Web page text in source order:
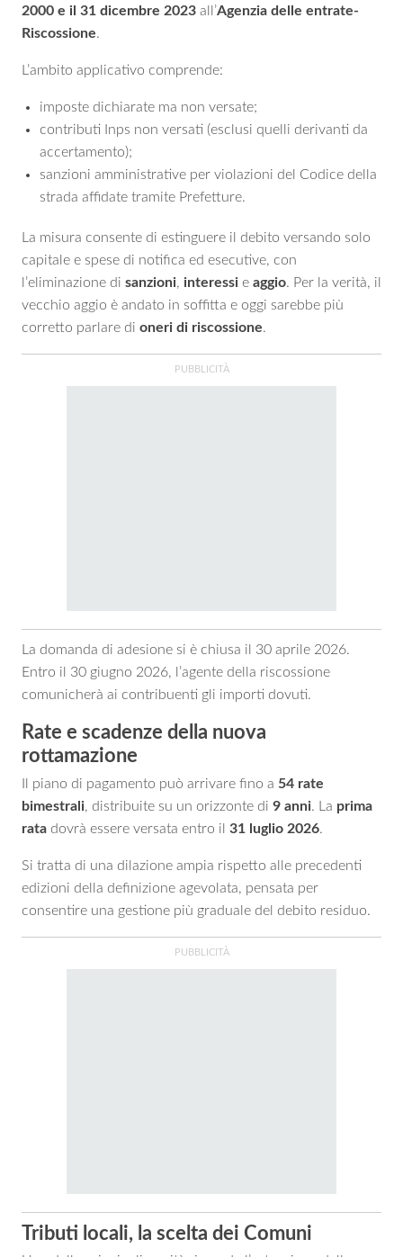
2000 e il 31 dicembre 2023 all’Agenzia delle entrate-
Riscossione.
L’ambito applicativo comprende:
imposte dichiarate ma non versate;
contributi Inps non versati (esclusi quelli derivanti da
accertamento);
sanzioni amministrative per violazioni del Codice della
strada affidate tramite Prefetture.
La misura consente di estinguere il debito versando solo
capitale e spese di notifica ed esecutive, con
l’eliminazione di sanzioni, interessi e aggio. Per la verità, il
vecchio aggio è andato in soffitta e oggi sarebbe più
corretto parlare di oneri di riscossione.
La domanda di adesione si è chiusa il 30 aprile 2026.
Entro il 30 giugno 2026, l’agente della riscossione
comunicherà ai contribuenti gli importi dovuti.
Rate e scadenze della nuova
rottamazione
Il piano di pagamento può arrivare fino a 54 rate
bimestrali, distribuite su un orizzonte di 9 anni. La prima
rata dovrà essere versata entro il 31 luglio 2026.
Si tratta di una dilazione ampia rispetto alle precedenti
edizioni della definizione agevolata, pensata per
consentire una gestione più graduale del debito residuo.
Tributi locali, la scelta dei Comuni